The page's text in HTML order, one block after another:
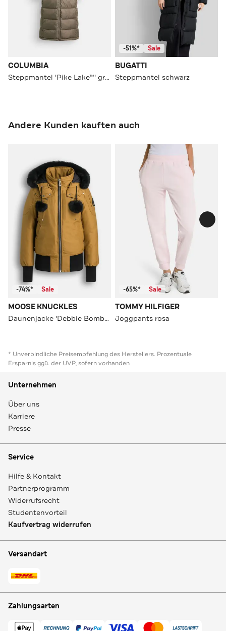
COLUMBIA
Steppmantel 'Pike Lake™' graugrün
-51%* Sale
BUGATTI
Steppmantel schwarz
Andere Kunden kauften auch
-74%* Sale
MOOSE KNUCKLES
Daunenjacke 'Debbie Bomber' ocker
-65%* Sale
TOMMY HILFIGER
Joggpants rosa
* Unverbindliche Preisempfehlung des Herstellers. Prozentuale
Ersparnis ggü. der UVP, sofern vorhanden
Unternehmen
Über uns
Karriere
Presse
Service
Hilfe & Kontakt
Partnerprogramm
Widerrufsrecht
Studentenvorteil
Kaufvertrag widerrufen
Versandart
Zahlungsarten